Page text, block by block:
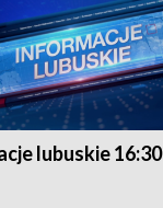
lubuskie 16:30